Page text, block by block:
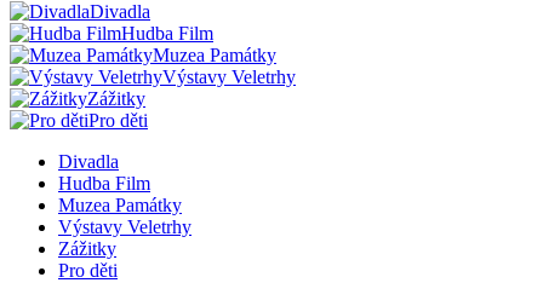
Divadla
Hudba Film
Muzea Památky
Výstavy Veletrhy
Zážitky
Pro děti
Divadla
Hudba Film
Muzea Památky
Výstavy Veletrhy
Zážitky
Pro děti